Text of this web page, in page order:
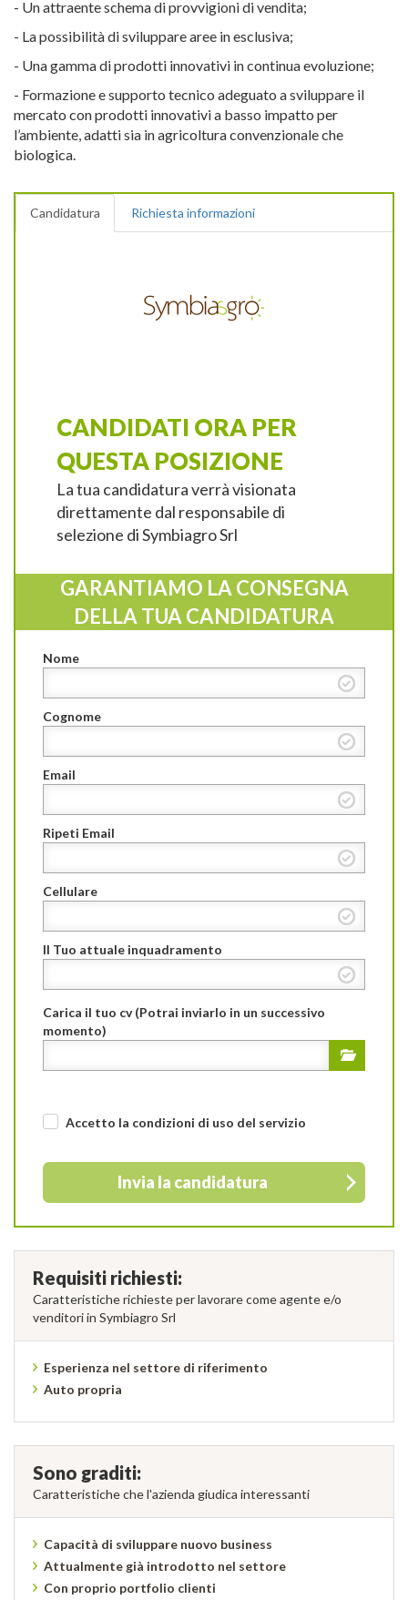
- Un attraente schema di provvigioni di vendita;
- La possibilità di sviluppare aree in esclusiva;
- Una gamma di prodotti innovativi in continua evoluzione;
- Formazione e supporto tecnico adeguato a sviluppare il
mercato con prodotti innovativi a basso impatto per
l’ambiente, adatti sia in agricoltura convenzionale che
biologica.
Candidatura Richiesta informazioni
CANDIDATI ORA PER
QUESTA POSIZIONE
La tua candidatura verrà visionata
direttamente dal responsabile di
selezione di Symbiagro Srl
GARANTIAMO LA CONSEGNA
DELLA TUA CANDIDATURA
Nome
Cognome
Email
Ripeti Email
Cellulare
Il Tuo attuale inquadramento
Carica il tuo cv (Potrai inviarlo in un successivo
momento)
Accetto la condizioni di uso del servizio
Invia la candidatura
Requisiti richiesti:
Caratteristiche richieste per lavorare come agente e/o
venditori in Symbiagro Srl
Esperienza nel settore di riferimento
Auto propria
Sono graditi:
Caratteristiche che l'azienda giudica interessanti
Capacità di sviluppare nuovo business
Attualmente già introdotto nel settore
Con proprio portfolio clienti